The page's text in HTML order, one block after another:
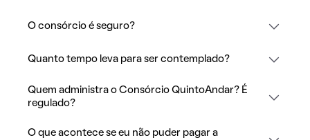
O consórcio é seguro?
Quanto tempo leva para ser contemplado?
Quem administra o Consórcio QuintoAndar? É
regulado?
O que acontece se eu não puder pagar a